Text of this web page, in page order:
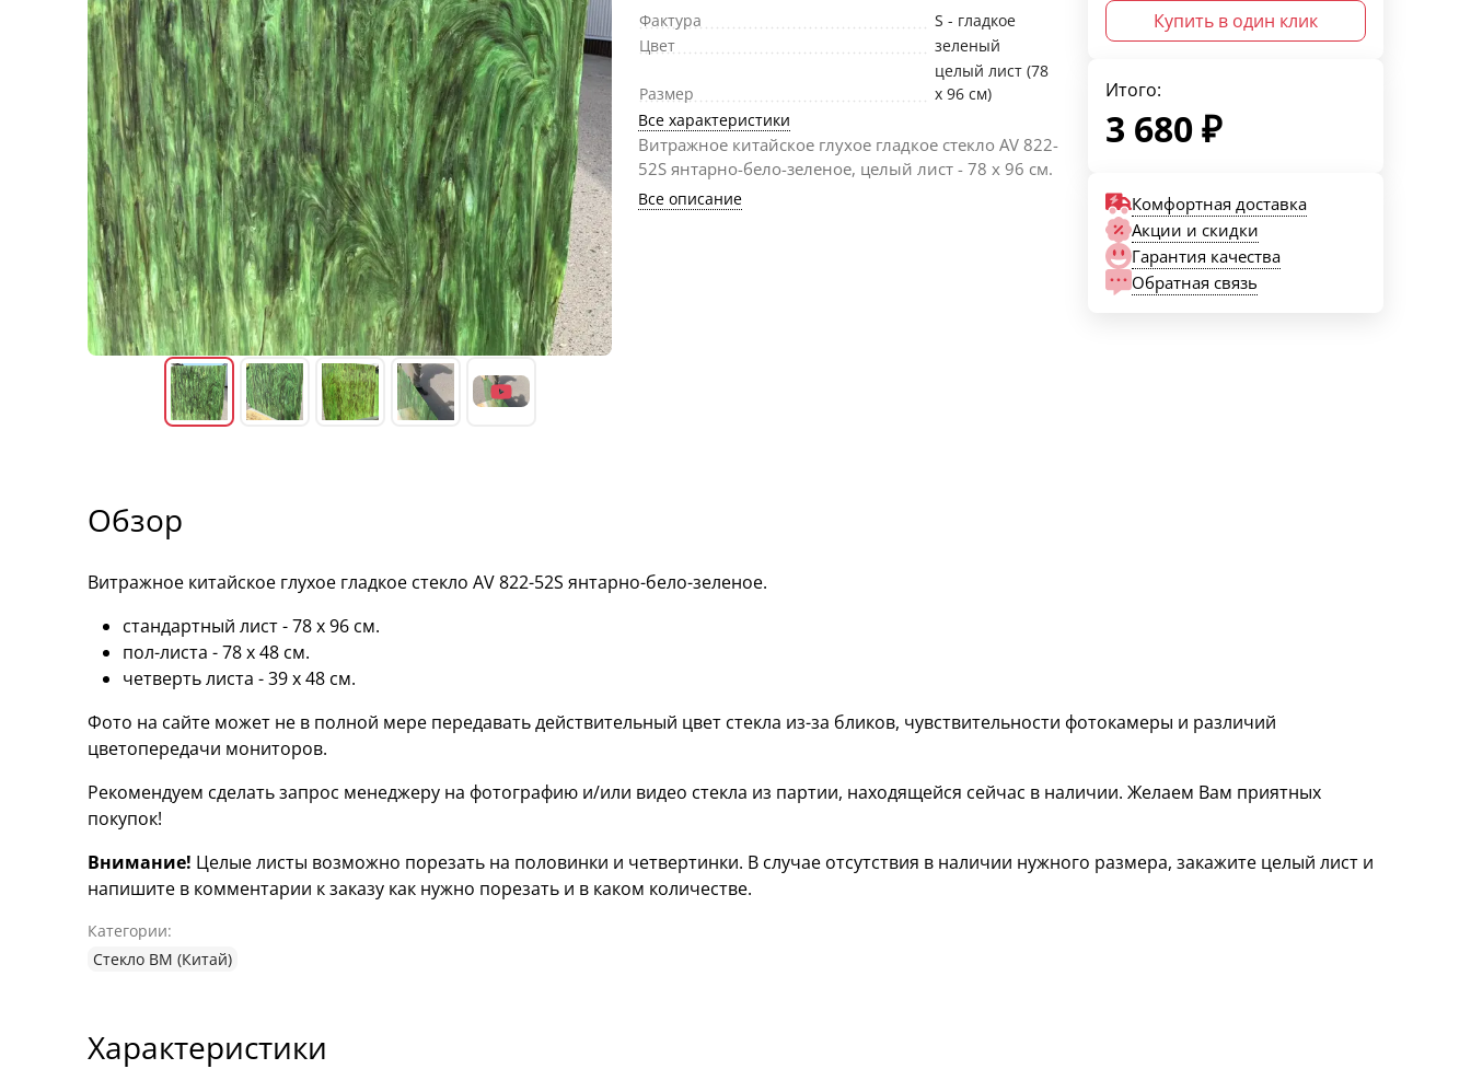
Фактура
S - гладкое
Цвет
зеленый
Размер
целый лист (78
х 96 см)
Все характеристики
Витражное китайское глухое гладкое стекло AV 822-
52S янтарно-бело-зеленое, целый лист - 78 х 96 cм.
Все описание
Купить в один клик
Итого:
3 680₽
Комфортная доставка
Акции и скидки
Гарантия качества
Обратная связь
Обзор
Витражное китайское глухое гладкое стекло AV 822-52S янтарно-бело-зеленое.
стандартный лист - 78 х 96 cм.
пол-листа - 78 х 48 см.
четверть листа - 39 х 48 см.
Фото на сайте может не в полной мере передавать действительный цвет стекла из-за бликов, чувствительности фотокамеры и различий
цветопередачи мониторов.
Рекомендуем сделать запрос менеджеру на фотографию и/или видео стекла из партии, находящейся сейчас в наличии. Желаем Вам приятных
покупок!
Внимание! Целые листы возможно порезать на половинки и четвертинки. В случае отсутствия в наличии нужного размера, закажите целый лист и
напишите в комментарии к заказу как нужно порезать и в каком количестве.
Категории:
Стекло ВМ (Китай)
Характеристики